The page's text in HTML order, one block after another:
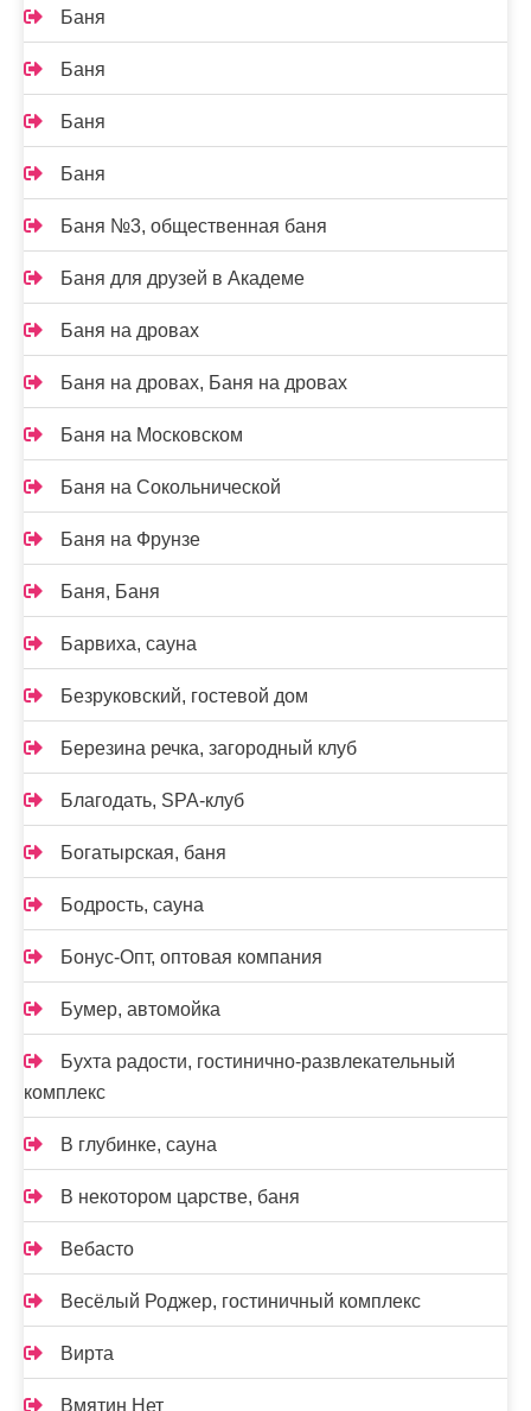
Баня
Баня
Баня
Баня
Баня №3, общественная баня
Баня для друзей в Академе
Баня на дровах
Баня на дровах, Баня на дровах
Баня на Московском
Баня на Сокольнической
Баня на Фрунзе
Баня, Баня
Барвиха, сауна
Безруковский, гостевой дом
Березина речка, загородный клуб
Благодать, SPA-клуб
Богатырская, баня
Бодрость, сауна
Бонус-Опт, оптовая компания
Бумер, автомойка
Бухта радости, гостинично-развлекательный
комплекс
В глубинке, сауна
В некотором царстве, баня
Вебасто
Весёлый Роджер, гостиничный комплекс
Вирта
Вмятин Нет